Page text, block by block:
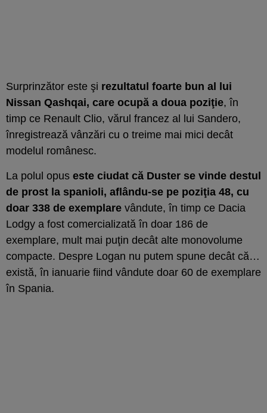
Surprinzător este şi rezultatul foarte bun al lui
Nissan Qashqai, care ocupă a doua poziţie, în
timp ce Renault Clio, vărul francez al lui Sandero,
înregistrează vânzări cu o treime mai mici decât
modelul românesc.
La polul opus este ciudat că Duster se vinde destul
de prost la spanioli, aflându-se pe poziţia 48, cu
doar 338 de exemplare vândute, în timp ce Dacia
Lodgy a fost comercializată în doar 186 de
exemplare, mult mai puţin decât alte monovolume
compacte. Despre Logan nu putem spune decât că…
există, în ianuarie fiind vândute doar 60 de exemplare
în Spania.